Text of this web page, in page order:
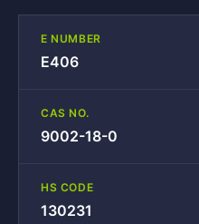
E NUMBER
E406
CAS NO.
9002-18-0
HS CODE
130231